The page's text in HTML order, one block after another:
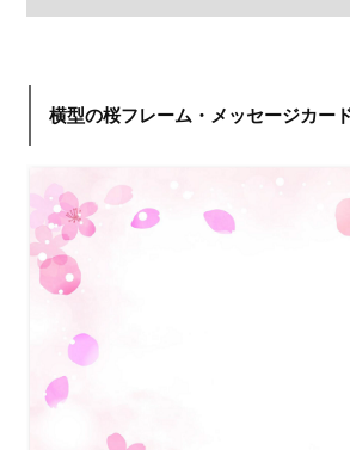
横型の桜フレーム・メッセージカー